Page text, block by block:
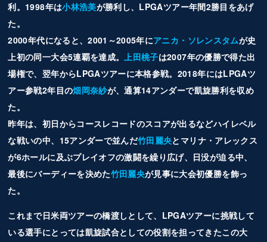
利。1998年は小林浩美が勝利し、LPGAツアー年間2勝目をあげ
た。
2000年代になると、2001～2005年にアニカ・ソレンスタムが史
上初の同一大会5連覇を達成。上田桃子は2007年の優勝で得た出
場権で、翌年からLPGAツアーに本格参戦。2018年にはLPGAツ
アー参戦2年目の畑岡奈紗が、通算14アンダーで凱旋勝利を収め
た。
昨年は、初日からコースレコードのスコアが出るなどハイレベル
な戦いの中、15アンダーで並んだ竹田麗央とマリナ・アレックス
が6ホールに及ぶプレイオフの激闘を繰り広げ、日没が迫る中、
最後にバーディーを決めた竹田麗央が見事に大会初優勝を飾っ
た。
これまで日米両ツアーの橋渡しとして、LPGAツアーに挑戦して
いる選手にとっては凱旋試合としての役割を担ってきたこの大